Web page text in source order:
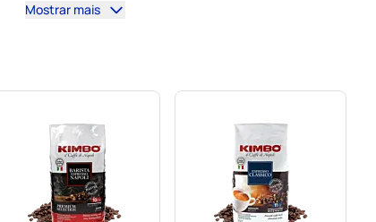
Grãos de café Merrild
Grãos de café expresso Delonghi
Mostrar mais